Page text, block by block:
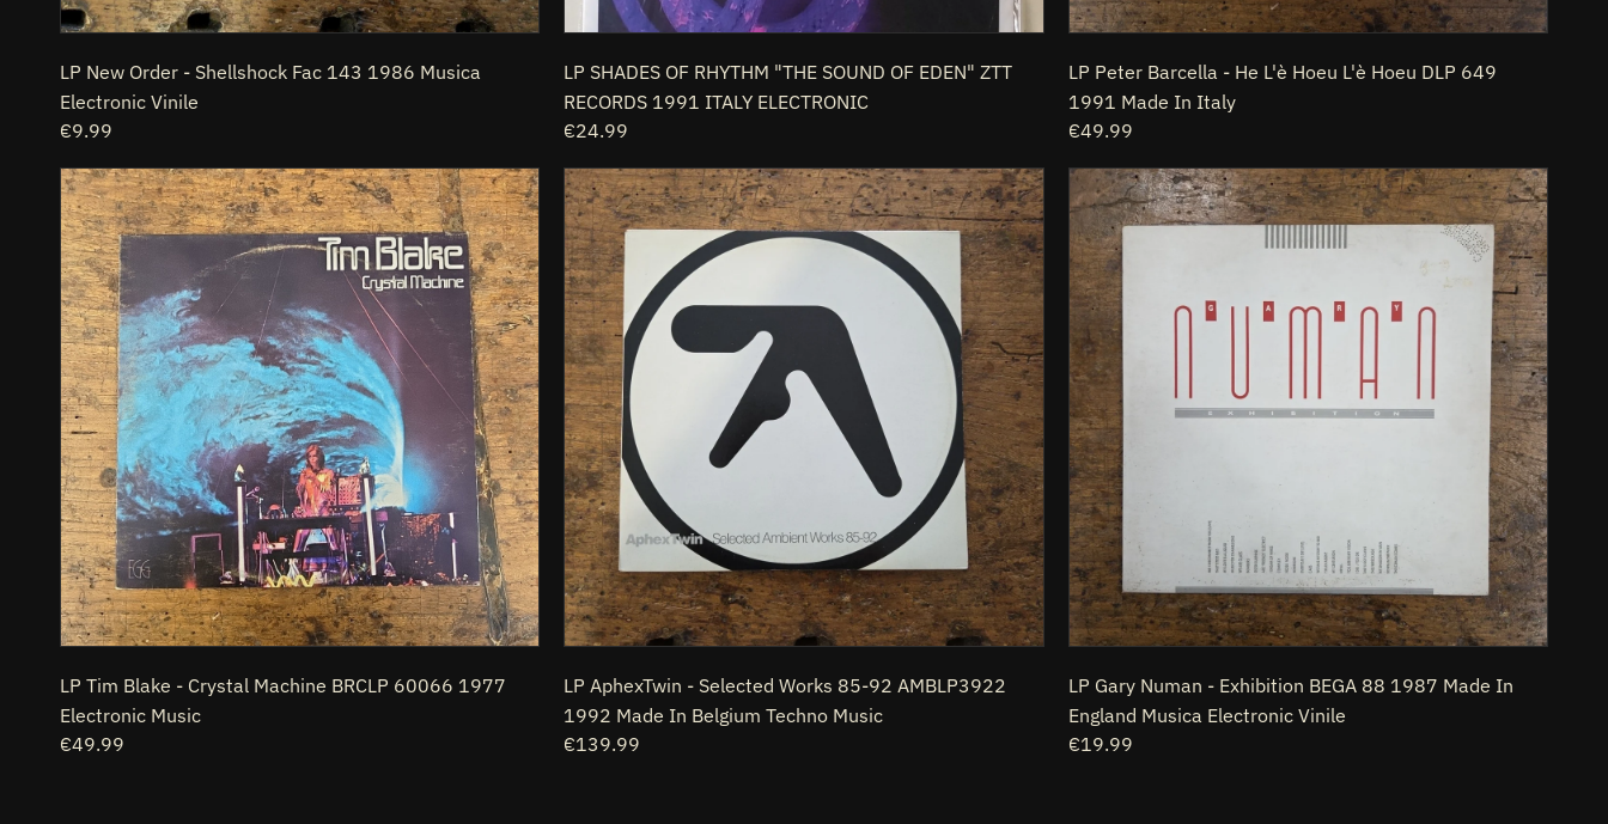
LP New Order - Shellshock Fac 143 1986 Musica
Electronic Vinile
Prezzo
listino
€9.99
LP SHADES OF RHYTHM "THE SOUND OF EDEN" ZTT
RECORDS 1991 ITALY ELECTRONIC
Prezzo
listino
€24.99
LP Peter Barcella - He L'è Hoeu L'è Hoeu DLP 649
1991 Made In Italy
Prezzo
listino
€49.99
LP
Tim
Blake
-
Crystal
Machine
BRCLP
60066
1977
Electronic
Music
LP Tim Blake - Crystal Machine BRCLP 60066 1977
Electronic Music
Prezzo
€49.99
LP
AphexTwin
-
Selected
Works
85-
92
AMBLP3922
1992
Made
In
Belgium
Techno
Music
LP AphexTwin - Selected Works 85-92 AMBLP3922
1992 Made In Belgium Techno Music
Prezzo
€139.99
LP
Gary
Numan
-
Exhibition
BEGA
88
1987
Made
In
England
Musica
Electronic
Vinile
LP Gary Numan - Exhibition BEGA 88 1987 Made In
England Musica Electronic Vinile
Prezzo
€19.99